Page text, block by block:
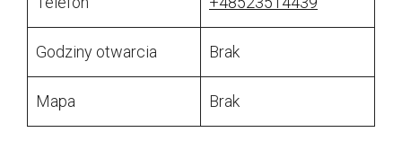
Godziny otwarcia Brak
Mapa Brak